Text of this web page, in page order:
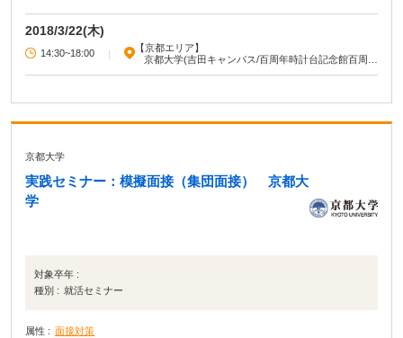
2018/3/22(木)
14:30~18:00 |
【京都エリア】
京都大学(吉田キャンパス/百周年時計台記念館百周年
京都大学
実践セミナー：模擬面接（集団面接） 京都大
学
対象卒年 :
種別 : 就活セミナー
属性 : 面接対策